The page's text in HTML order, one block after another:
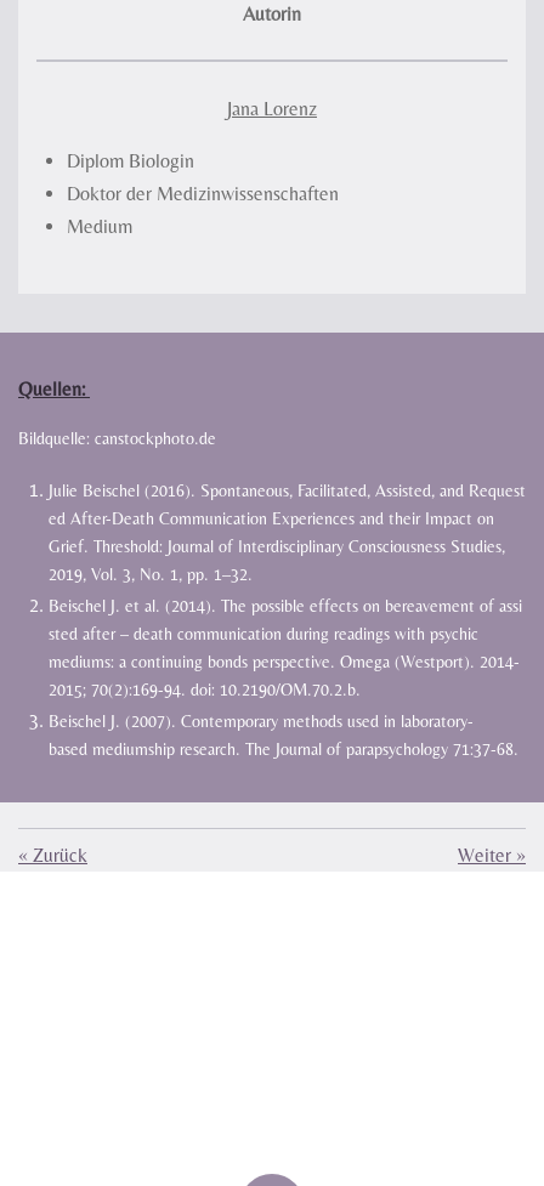
Autorin
Jana Lorenz
Diplom Biologin
Doktor der Medizinwissenschaften
Medium
Quellen:
Bildquelle: canstockphoto.de
Julie Beischel (2016). Spontaneous, Facilitated, Assisted, and Request
ed After-Death Communication Experiences and their Impact on
Grief. Threshold: Journal of Interdisciplinary Consciousness Studies,
2019, Vol. 3, No. 1, pp. 1–32.
Beischel J. et al. (2014). The possible effects on bereavement of assi
sted after – death communication during readings with psychic
mediums: a continuing bonds perspective. Omega (Westport). 2014-
2015; 70(2):169-94. doi: 10.2190/OM.70.2.b.
Beischel J. (2007). Contemporary methods used in laboratory-
based mediumship research. The Journal of parapsychology 71:37-68.
« Zurück Weiter »